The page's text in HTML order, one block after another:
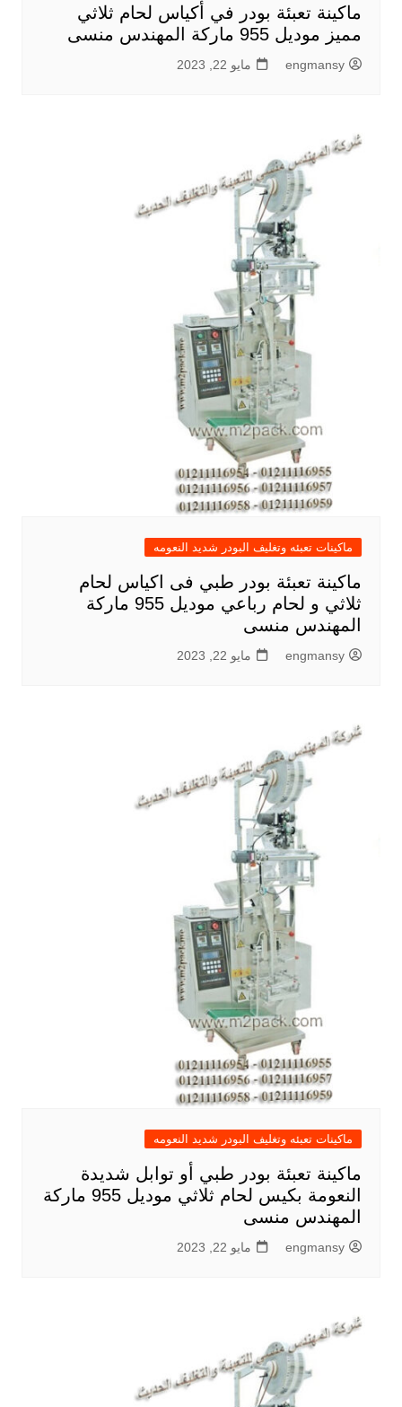
ماكينة تعبئة بودر في أكياس لحام ثلاثي
مميز موديل 955 ماركة المهندس منسى
engmansy مايو 22, 2023
ماكينات تعبئه وتغليف البودر شديد النعومه
ماكينة تعبئة بودر طبي فى اكياس لحام
ثلاثي و لحام رباعي موديل 955 ماركة
المهندس منسى
engmansy مايو 22, 2023
ماكينات تعبئه وتغليف البودر شديد النعومه
ماكينة تعبئة بودر طبي أو توابل شديدة
النعومة بكيس لحام ثلاثي موديل 955 ماركة
المهندس منسى
engmansy مايو 22, 2023